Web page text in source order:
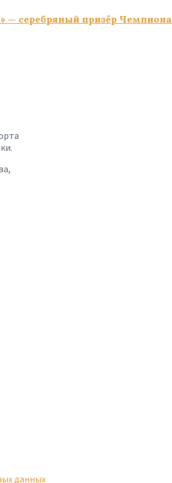
— серебряный призёр
данных